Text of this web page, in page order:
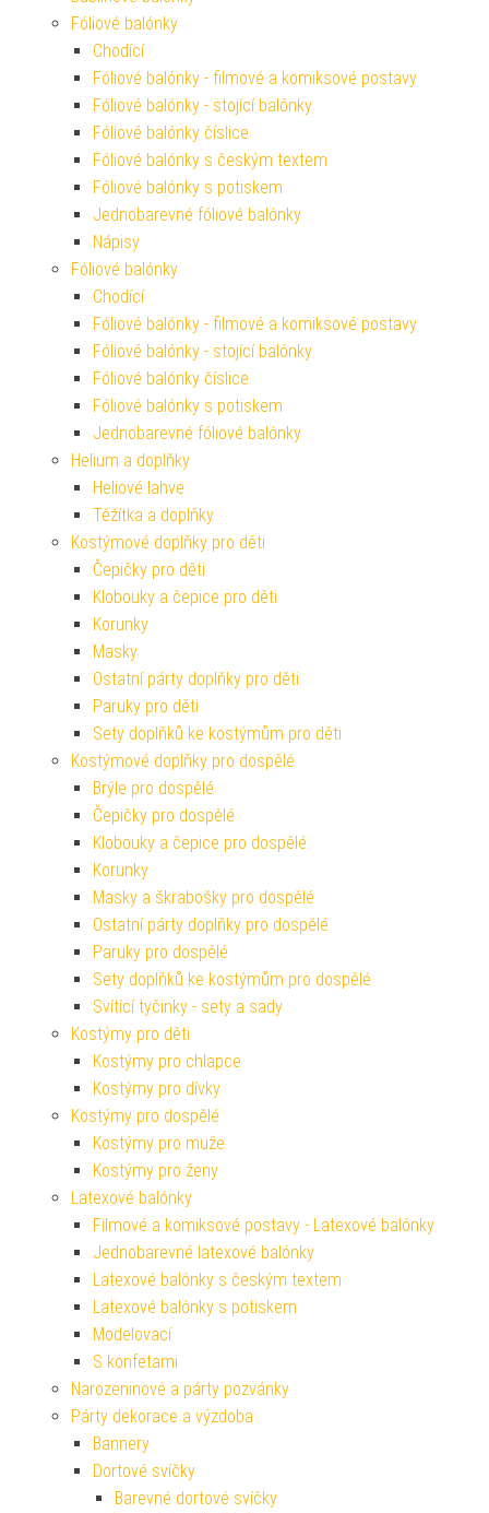
Fóliové balónky
Chodící
Fóliové balónky - filmové a komiksové postavy
Fóliové balónky - stojící balónky
Fóliové balónky číslice
Fóliové balónky s českým textem
Fóliové balónky s potiskem
Jednobarevné fóliové balónky
Nápisy
Fóliové balónky
Chodící
Fóliové balónky - filmové a komiksové postavy
Fóliové balónky - stojící balónky
Fóliové balónky číslice
Fóliové balónky s potiskem
Jednobarevné fóliové balónky
Helium a doplňky
Heliové lahve
Těžítka a doplňky
Kostýmové doplňky pro děti
Čepičky pro děti
Klobouky a čepice pro děti
Korunky
Masky
Ostatní párty doplňky pro děti
Paruky pro děti
Sety doplňků ke kostýmům pro děti
Kostýmové doplňky pro dospělé
Brýle pro dospělé
Čepičky pro dospělé
Klobouky a čepice pro dospělé
Korunky
Masky a škrabošky pro dospělé
Ostatní párty doplňky pro dospělé
Paruky pro dospělé
Sety doplňků ke kostýmům pro dospělé
Svítící tyčinky - sety a sady
Kostýmy pro děti
Kostýmy pro chlapce
Kostýmy pro dívky
Kostýmy pro dospělé
Kostýmy pro muže
Kostýmy pro ženy
Latexové balónky
Filmové a komiksové postavy - Latexové balónky
Jednobarevné latexové balónky
Latexové balónky s českým textem
Latexové balónky s potiskem
Modelovací
S konfetami
Narozeninové a párty pozvánky
Párty dekorace a výzdoba
Bannery
Dortové svíčky
Barevné dortové svíčky